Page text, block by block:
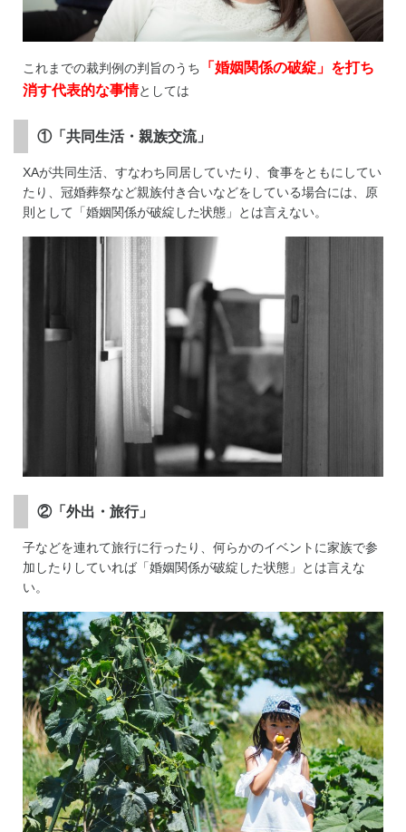
これまでの裁判例の判旨のうち 「婚姻関係の破綻」を打ち
消す代表的な事情としては
①「共同生活・親族交流」
XAが共同生活、すなわち同居していたり、食事をともにしてい
たり、冠婚葬祭など親族付き合いなどをしている場合には、原
則として「婚姻関係が破綻した状態」とは言えない。
②「外出・旅行」
子などを連れて旅行に行ったり、何らかのイベントに家族で参
加したりしていれば「婚姻関係が破綻した状態」とは言えな
い。